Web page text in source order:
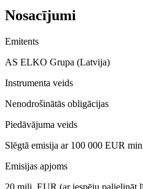
Nosacījumi
Emitents
AS ELKO Grupa (Latvija)
Instrumenta veids
Nenodrošinātās obligācijas
Piedāvājuma veids
Slēgtā emisija ar 100 000 EUR
Emisijas apjoms
20 milj. EUR (ar iespēju palielināt